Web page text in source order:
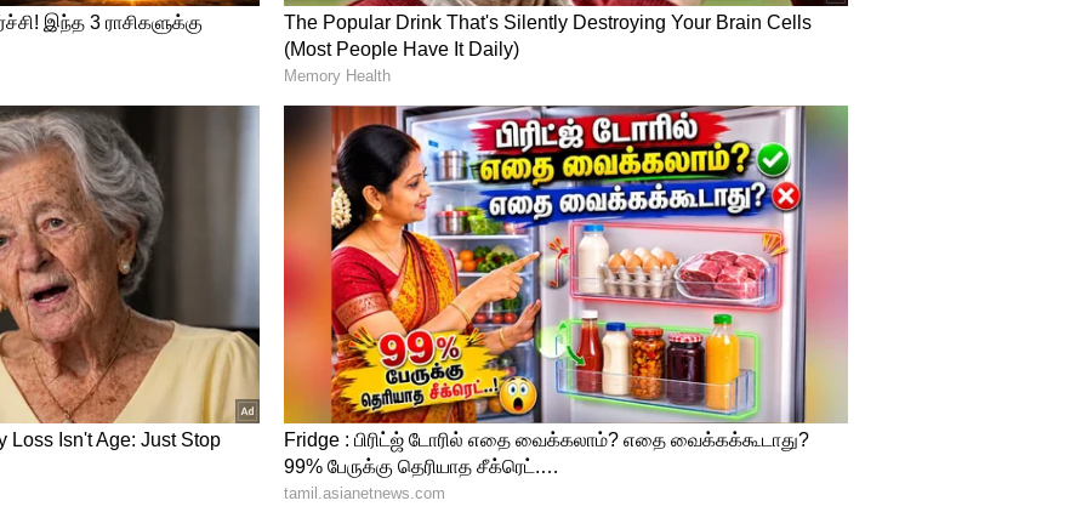
Royals, 50th IPL 2024
நிதிஷ் ரெட்டி 42 பந்துகளில் 3 பவுண்டரி, 8 சிக்சர் உள்பட
கடைசியில் வந்த ஹென்ரிச் கிளாசென் 19 பந்துகளில் 3
இருந்தார்.